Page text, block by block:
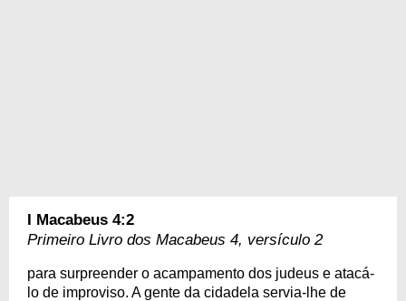
I Macabeus 4:2
Primeiro Livro dos Macabeus 4, versículo 2
para surpreender o acampamento dos judeus e atacá-
lo de improviso. A gente da cidadela servia-lhe de